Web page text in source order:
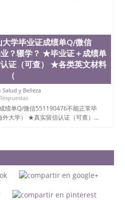
学毕业证成绩单Q/微信
？辍学？ ★毕业证＋成绩单
证（可查） ★各类英文材料
（
Salud y Belleza
绩单Q/微信551190476不能正常毕
大学） ★真实留信认证（可查）...